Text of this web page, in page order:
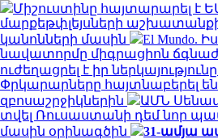
Միշուստինը հայտարարել է
մարքեթփլեյսների
կանոնների մասին
El Mundo.
նավատորմը միգրացիոն
ուժեղացրել է իր
Փրկարարները հայտնաբերել են
զբոսաշրջիկներին
ԱՄՆ
տվել Ռուսաստանի դեմ նոր
մասին օրինագծին
31-ամյա